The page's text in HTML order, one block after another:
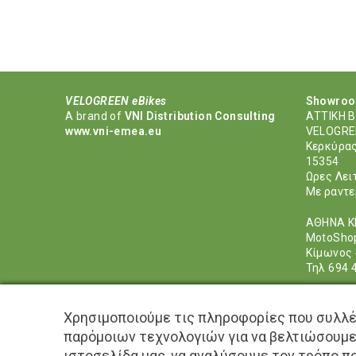
VELOGREEN eBikes
Α brand of VNI Distribution Consulting
www.vni-emea.eu
ΑΤΤΙΚΗ
15354
Ωρες
Με
ΑΘΗΝΑ
Κίμωνος
Τηλ 694
Τηλ
Χρησιμοποιούμε τις πληροφορίες που
παρόμοιων τεχνολογιών για να